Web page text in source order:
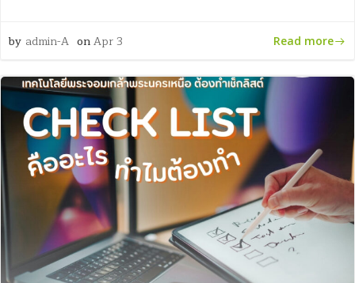
by admin-A onApr 3 Read more